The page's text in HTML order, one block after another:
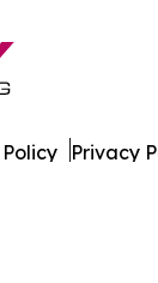
Privacy